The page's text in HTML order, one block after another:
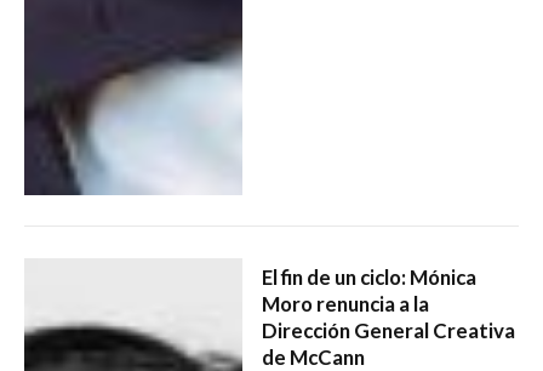
El fin de un ciclo: Mónica
Moro renuncia a la
Dirección General Creativa
de McCann